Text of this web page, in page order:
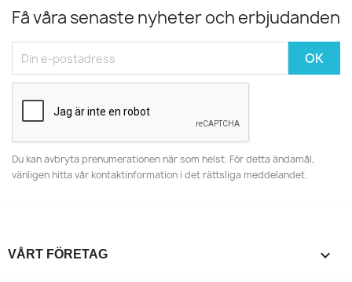
Få våra senaste nyheter och erbjudanden
Du kan avbryta prenumerationen när som helst. För detta ändamål,
vänligen hitta vår kontaktinformation i det rättsliga meddelandet.
VÅRT FÖRETAG 